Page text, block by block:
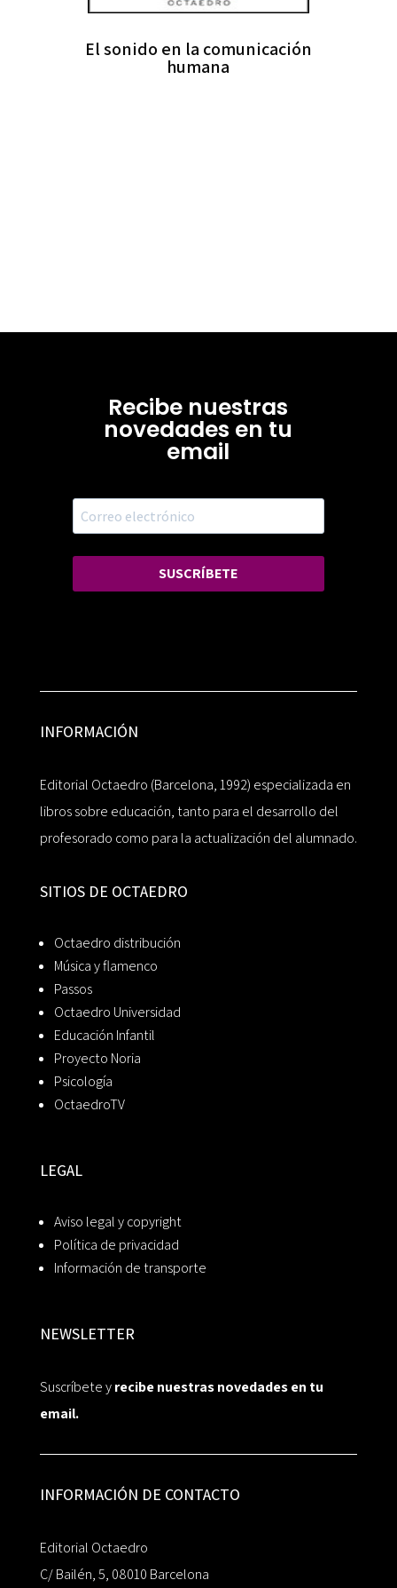
El sonido en la comunicación
humana
Recibe nuestras
novedades en tu
email
SUSCRÍBETE
INFORMACIÓN
Editorial Octaedro (Barcelona, 1992) especializada en
libros sobre educación, tanto para el desarrollo del
profesorado como para la actualización del alumnado.
SITIOS DE OCTAEDRO
Octaedro distribución
Música y flamenco
Passos
Octaedro Universidad
Educación Infantil
Proyecto Noria
Psicología
OctaedroTV
LEGAL
Aviso legal y copyright
Política de privacidad
Información de transporte
NEWSLETTER
Suscríbete yrecibe nuestras novedades en tu
email.
INFORMACIÓN DE CONTACTO
Editorial Octaedro
C/ Bailén, 5, 08010 Barcelona